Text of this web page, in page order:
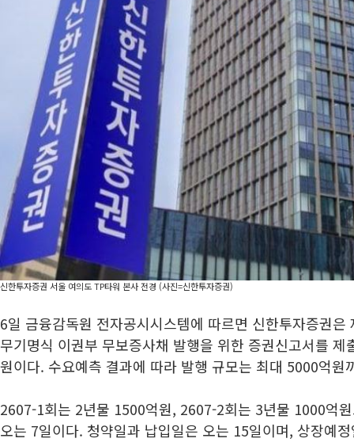
신한투자증권 서울 여의도 TP타워 본사 전경 (사진=신한투자증권)
6일 금융감독원 전자공시시스템에 따르면 신한투자증권
무기명식 이권부 무보증사채 발행을 위한 증권신고서를
원이다. 수요예측 결과에 따라 발행 규모는 최대 5000억원
2607-1회는 2년물 1500억원, 2607-2회는 3년물 1000억
오는 7일이다. 청약일과 납입일은 오는 15일이며, 상장예